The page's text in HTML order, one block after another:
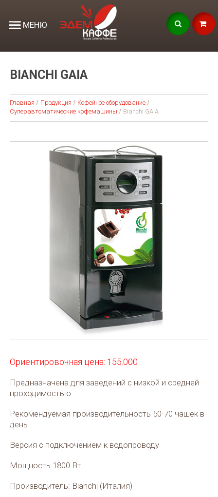
МЕНЮ
BIANCHI GAIA
Главная Продукция
Кофейное оборудование
Суперавтоматические кофемашины
Bianchi GAIA
Ориентировочная цена: 155.000
Предназначена для заведений с низкой и средней
проходимостью
Рекомендуемая производительность 50-70 чашек в
день
Версия с подключением к водопроводу
Мощность 1800 Вт
Производитель: Bianchi (Италия)